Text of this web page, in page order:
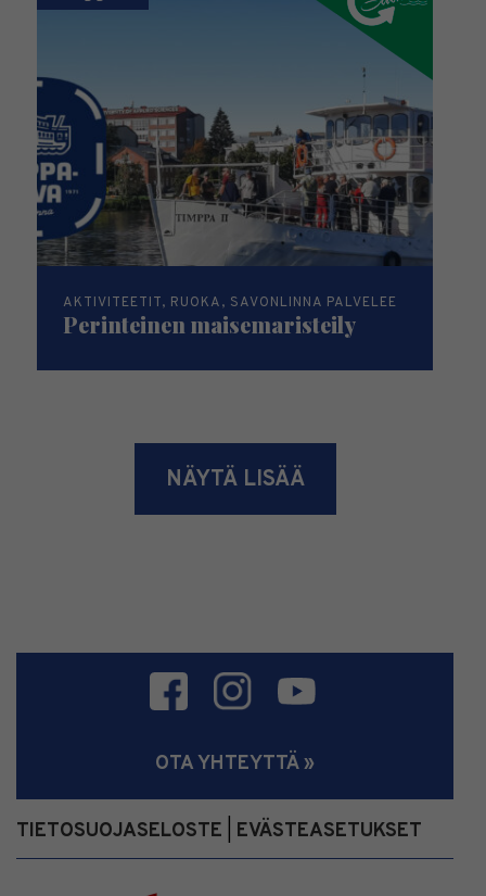
AKTIVITEETIT, RUOKA, SAVONLINNA PALVELEE
Perinteinen maisemaristeily
NÄYTÄ LISÄÄ
OTA YHTEYTTÄ »
TIETOSUOJASELOSTE EVÄSTEASETUKSET